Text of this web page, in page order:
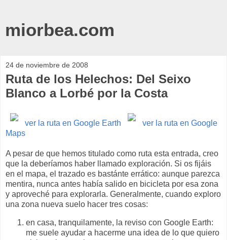
miorbea.com
24 de noviembre de 2008
Ruta de los Helechos: Del Seixo
Blanco a Lorbé por la Costa
ver la ruta en Google Earth
ver la ruta en Google
Maps
A pesar de que hemos titulado como ruta esta entrada, creo
que la deberíamos haber llamado exploración. Si os fijáis
en el mapa, el trazado es bastánte errático: aunque parezca
mentira, nunca antes había salido en bicicleta por esa zona
y aproveché para explorarla. Generalmente, cuando exploro
una zona nueva suelo hacer tres cosas:
en casa, tranquilamente, la reviso con Google Earth:
me suele ayudar a hacerme una idea de lo que quiero